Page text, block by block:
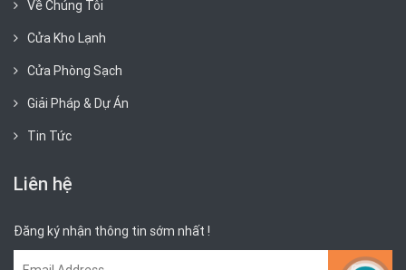
Về Chúng Tôi
Cửa Kho Lạnh
Cửa Phòng Sạch
Giải Pháp & Dự Án
Tin Tức
Liên hệ
Đăng ký nhận thông tin sớm nhất !